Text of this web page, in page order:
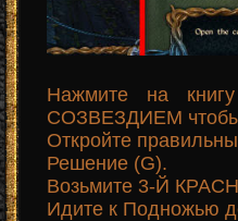
Нажмите на
СОЗВЕЗДИЕМ чтобы
Откройте
Решение (G).
Возьмите 3-Й
Идите к Подножью